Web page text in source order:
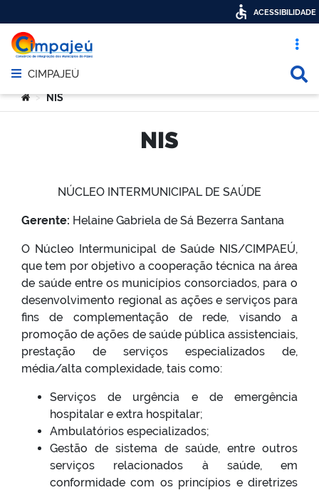
Acesso
Abrir menu principal de navegação
CIMPAJEÚ
Você está aqui:
> NIS
NIS
NÚCLEO INTERMUNICIPAL DE SAÚDE
Gerente: Helaine Gabriela de Sá Bezerra Santana
O Núcleo Intermunicipal de Saúde NIS/CIMPAEÚ,
que tem por objetivo a cooperação técnica na área
de saúde entre os municípios consorciados, para o
desenvolvimento regional as ações e serviços para
fins de complementação de rede, visando a
promoção de ações de saúde pública assistenciais,
prestação de serviços especializados de,
média/alta complexidade, tais como:
Serviços de urgência e de emergência
hospitalar e extra hospitalar;
Ambulatórios especializados;
Gestão de sistema de saúde, entre outros
serviços relacionados à saúde, em
conformidade com os princípios e diretrizes
ACESSIBILIDADE